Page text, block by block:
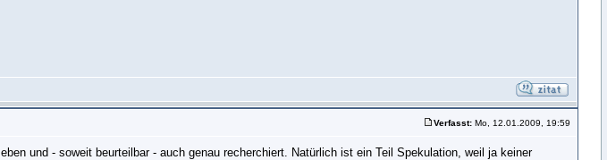
Verfasst: Mo, 12.01.2009, 19:59
und - soweit beurteilbar - auch genau recherchiert. Natürlich ist ein Teil Spekulation, weil ja keiner